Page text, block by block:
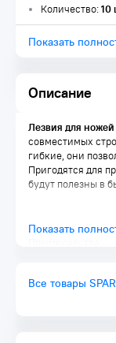
Описание
Количество:10
Показать
Лезвия для ножей
совместимых
гибкие, они
Пригодятся для
будут полезны в
стали
Высокий
Все товары